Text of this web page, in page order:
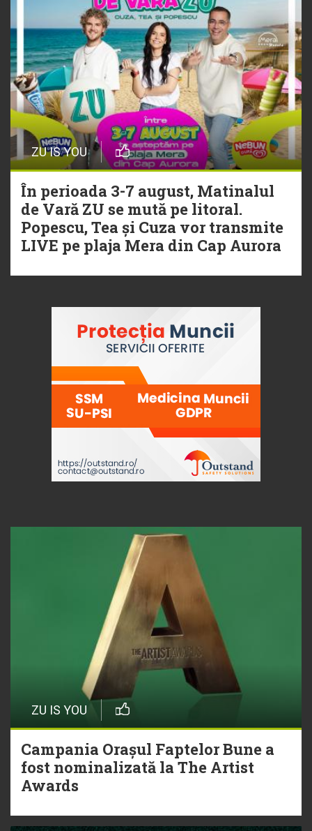
ZU IS YOU
În perioada 3-7 august, Matinalul
de Vară ZU se mută pe litoral.
Popescu, Tea și Cuza vor transmite
LIVE pe plaja Mera din Cap Aurora
ZU IS YOU
Campania Orașul Faptelor Bune a
fost nominalizată la The Artist
Awards